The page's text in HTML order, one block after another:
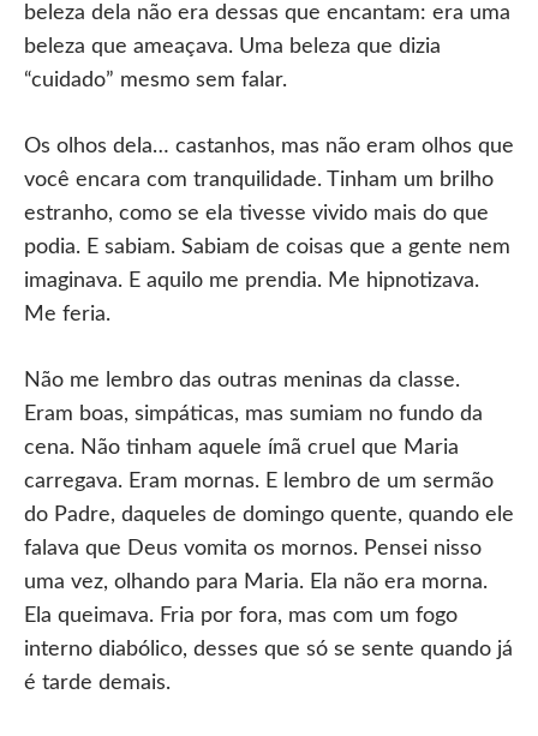
beleza dela não era dessas que encantam: era uma
beleza que ameaçava. Uma beleza que dizia
“cuidado” mesmo sem falar.
Os olhos dela… castanhos, mas não eram olhos que
você encara com tranquilidade. Tinham um brilho
estranho, como se ela tivesse vivido mais do que
podia. E sabiam. Sabiam de coisas que a gente nem
imaginava. E aquilo me prendia. Me hipnotizava.
Me feria.
Não me lembro das outras meninas da classe.
Eram boas, simpáticas, mas sumiam no fundo da
cena. Não tinham aquele ímã cruel que Maria
carregava. Eram mornas. E lembro de um sermão
do Padre, daqueles de domingo quente, quando ele
falava que Deus vomita os mornos. Pensei nisso
uma vez, olhando para Maria. Ela não era morna.
Ela queimava. Fria por fora, mas com um fogo
interno diabólico, desses que só se sente quando já
é tarde demais.